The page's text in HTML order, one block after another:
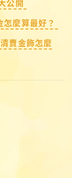
公開
麼算最好？
賣金飾怎麼